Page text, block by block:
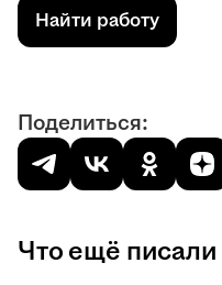
Найти работу
Поделиться:
Что ещё